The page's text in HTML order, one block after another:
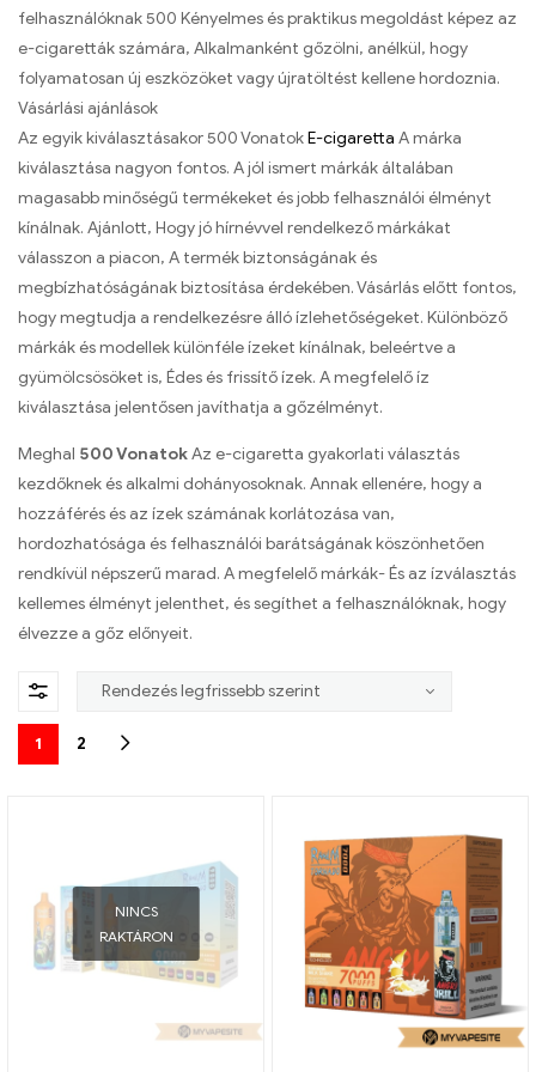
felhasználóknak 500 Kényelmes és praktikus megoldást képez az
e-cigaretták számára, Alkalmanként gőzölni, anélkül, hogy
folyamatosan új eszközöket vagy újratöltést kellene hordoznia.
Vásárlási ajánlások
Az egyik kiválasztásakor 500 VonatokE-cigaretta A márka
kiválasztása nagyon fontos. A jól ismert márkák általában
magasabb minőségű termékeket és jobb felhasználói élményt
kínálnak. Ajánlott, Hogy jó hírnévvel rendelkező márkákat
válasszon a piacon, A termék biztonságának és
megbízhatóságának biztosítása érdekében. Vásárlás előtt fontos,
hogy megtudja a rendelkezésre álló ízlehetőségeket. Különböző
márkák és modellek különféle ízeket kínálnak, beleértve a
gyümölcsösöket is, Édes és frissítő ízek. A megfelelő íz
kiválasztása jelentősen javíthatja a gőzélményt.
Meghal 500 VonatokAz e-cigaretta gyakorlati választás
kezdőknek és alkalmi dohányosoknak. Annak ellenére, hogy a
hozzáférés és az ízek számának korlátozása van,
hordozhatósága és felhasználói barátságának köszönhetően
rendkívül népszerű marad. A megfelelő márkák- És az ízválasztás
kellemes élményt jelenthet, és segíthet a felhasználóknak, hogy
élvezze a gőz előnyeit.
1 2
NINCS
RAKTÁRON